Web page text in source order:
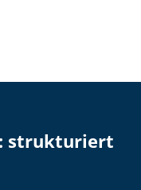
strukturiert